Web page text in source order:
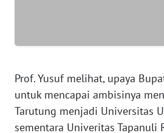
Prof. Yusuf melihat, upaya
untuk mencapai ambisinya
Tarutung menjadi Universitas
sementara Univeritas Tapanuli
NTT
WN
KEPRI